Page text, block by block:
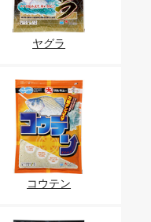
ヤグラ
コウテン